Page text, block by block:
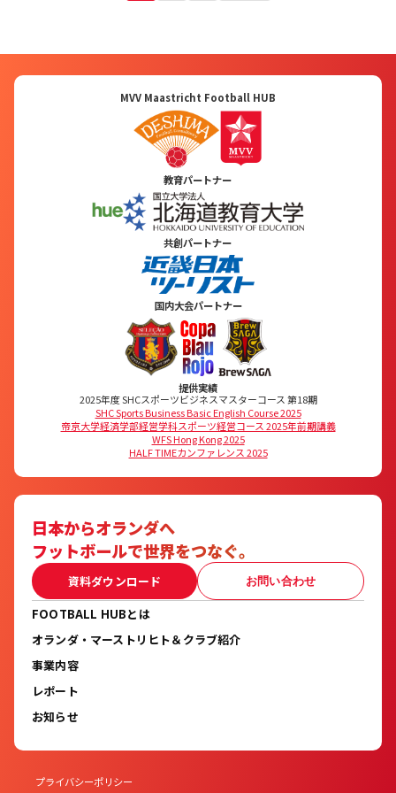
MVV Maastricht Football HUB
教育パートナー
共創パートナー
国内大会パートナー
提供実績
2025年度 SHCスポーツビジネスマスターコース 第18期
SHC Sports Business Basic English Course 2025
帝京大学経済学部経営学科スポーツ経営コース 2025年前期講義
WFS Hong Kong 2025
HALF TIMEカンファレンス 2025
日本からオランダへ
フットボールで世界をつなぐ。
資料ダウンロード お問い合わせ
FOOTBALL HUBとは
オランダ・マーストリヒト＆クラブ紹介
事業内容
レポート
お知らせ
プライバシーポリシー